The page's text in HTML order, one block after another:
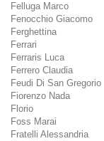
Felluga Marco
Fenocchio Giacomo
Ferghettina
Ferrari
Ferraris Luca
Ferrero Claudia
Feudi Di San Gregorio
Fiorenzo Nada
Florio
Foss Marai
Fratelli Alessandria